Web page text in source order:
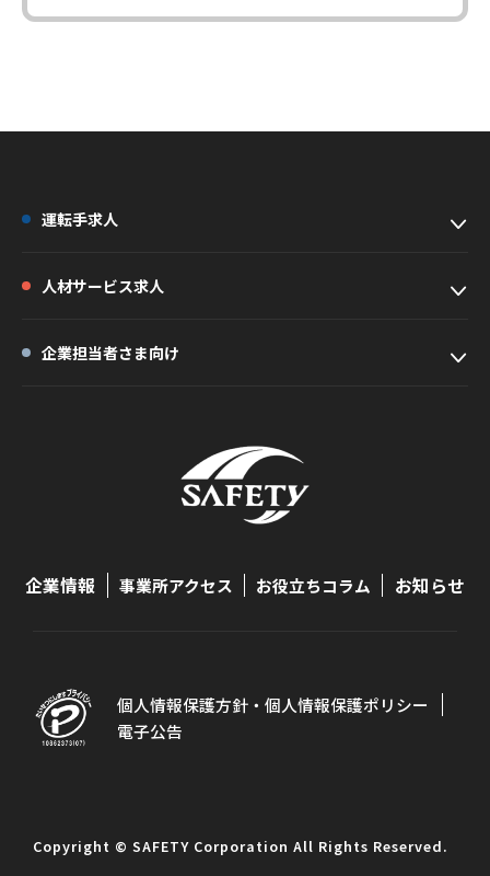
運転手求人
人材サービス求人
企業担当者さま向け
企業情報 事業所アクセス お役立ちコラム お知らせ
個人情報保護方針・個人情報保護ポリシー
電子公告
Copyright © SAFETY Corporation All Rights Reserved.